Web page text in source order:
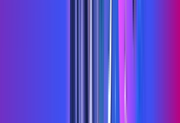
velocidade e sem lag